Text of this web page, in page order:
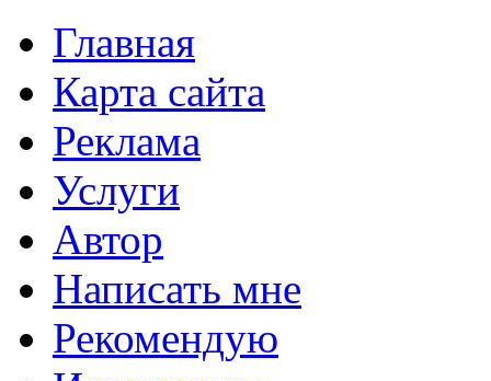
Главная
Карта сайта
Реклама
Услуги
Автор
Написать мне
Рекомендую